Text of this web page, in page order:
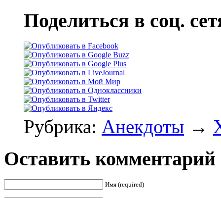
Поделиться в соц.
Рубрика: Анекдоты →
Оставить комментарий
Имя (required)